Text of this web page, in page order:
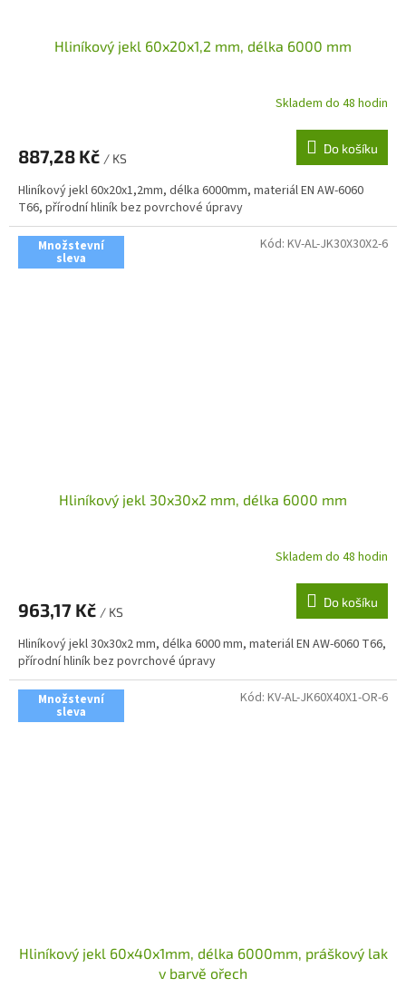
Hliníkový jekl 60x20x1,2 mm, délka 6000 mm
Skladem do 48 hodin
887,28 Kč / KS
Do košíku
Hliníkový jekl 60x20x1,2mm, délka 6000mm, materiál EN AW-6060
T66, přírodní hliník bez povrchové úpravy
Množstevní
sleva
Hliníkový jekl 30x30x2 mm, délka 6000 mm
Skladem do 48 hodin
963,17 Kč / KS
Do košíku
Hliníkový jekl 30x30x2 mm, délka 6000 mm, materiál EN AW-6060 T66,
přírodní hliník bez povrchové úpravy
Kód: KV-AL-JK30X30X2-6
Množstevní
sleva
Hliníkový jekl 60x40x1mm, délka 6000mm, práškový lak
v barvě ořech
Kód: KV-AL-JK60X40X1-OR-6